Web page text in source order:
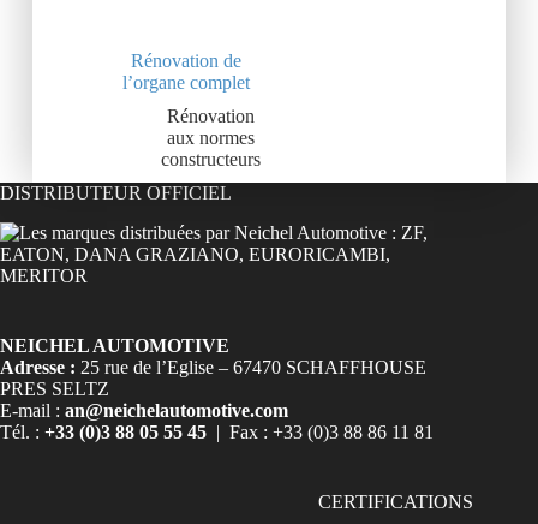
Rénovation de
l’organe complet
Rénovation
aux normes
constructeurs
DISTRIBUTEUR OFFICIEL
NEICHEL AUTOMOTIVE
Adresse : 25 rue de l’Eglise – 67470 SCHAFFHOUSE
PRES SELTZ
E-mail : an@neichelautomotive.com
Tél. : +33 (0)3 88 05 55 45 | Fax : +33 (0)3 88 86 11 81
CERTIFICATIONS